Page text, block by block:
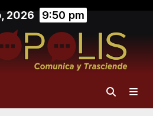
2026 9:50 pm